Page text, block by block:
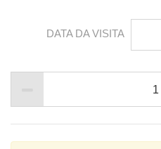
DATA DA VISITA